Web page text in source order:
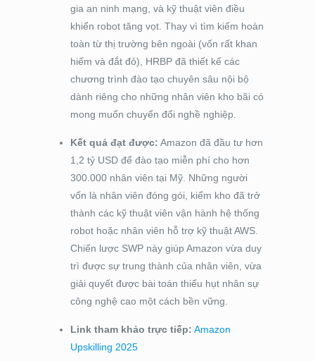
gia an ninh mạng, và kỹ thuật viên điều
khiển robot tăng vọt. Thay vì tìm kiếm hoàn
toàn từ thị trường bên ngoài (vốn rất khan
hiếm và đắt đỏ), HRBP đã thiết kế các
chương trình đào tạo chuyên sâu nội bộ
dành riêng cho những nhân viên kho bãi có
mong muốn chuyển đổi nghề nghiệp.
Kết quả đạt được: Amazon đã đầu tư hơn
1,2 tỷ USD để đào tạo miễn phí cho hơn
300.000 nhân viên tại Mỹ. Những người
vốn là nhân viên đóng gói, kiểm kho đã trở
thành các kỹ thuật viên vận hành hệ thống
robot hoặc nhân viên hỗ trợ kỹ thuật AWS.
Chiến lược SWP này giúp Amazon vừa duy
trì được sự trung thành của nhân viên, vừa
giải quyết được bài toán thiếu hụt nhân sự
công nghệ cao một cách bền vững.
Link tham khảo trực tiếp: Amazon
Upskilling 2025